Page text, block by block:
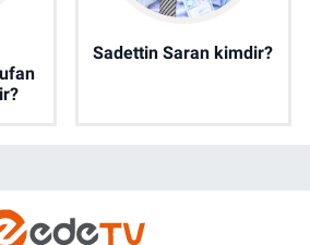
Sadettin Saran kimdir?